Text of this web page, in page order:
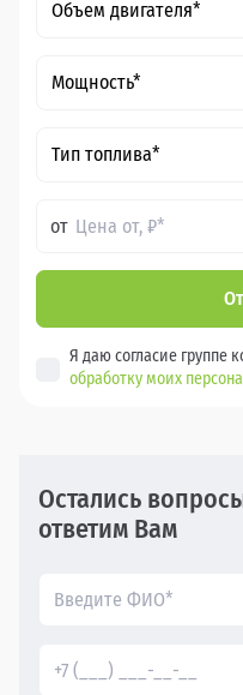
Объем двигателя*
Мощность*
Тип топлива*
от
Я даю согласие группе
обработку моих
Остались
ответим Вам